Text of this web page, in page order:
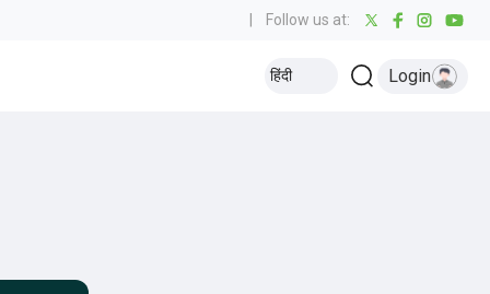
Follow us at:
हिंदी Login